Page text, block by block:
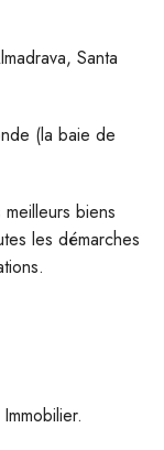
Santa
(la baie de
biens
les démarches